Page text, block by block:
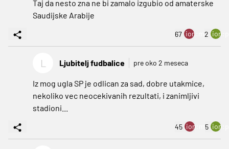
Taj da nesto zna ne bi zamalo izgubio od amaterske
Saudijske Arabije
67 ion:minus
2
L Ljubitelj fudbalice pre oko 2 meseca
Iz mog ugla SP je odlican za sad, dobre utakmice,
nekoliko vec neocekivanih rezultati, i zanimljivi
stadioni...
45 ion:minus
5